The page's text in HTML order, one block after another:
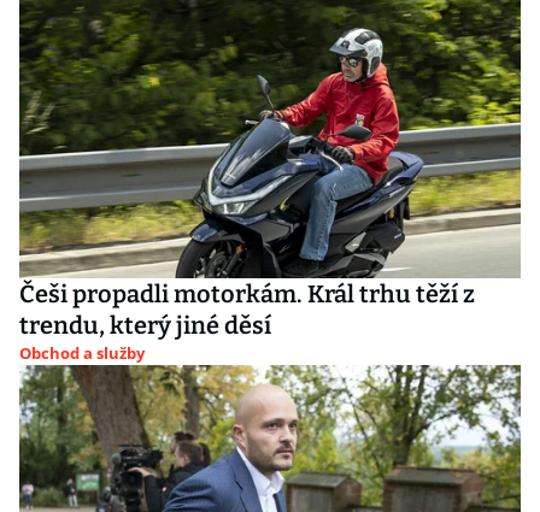
Češi propadli motorkám. Král trhu těží z
trendu, který jiné děsí
Obchod a služby